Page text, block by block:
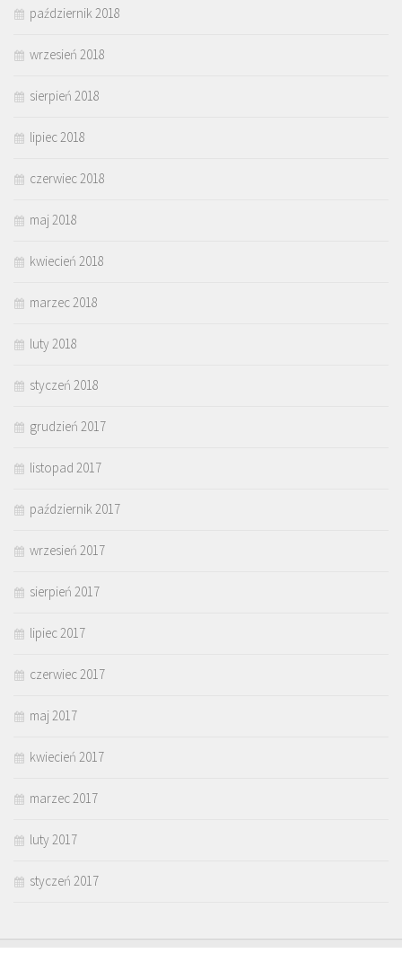
październik 2018
wrzesień 2018
sierpień 2018
lipiec 2018
czerwiec 2018
maj 2018
kwiecień 2018
marzec 2018
luty 2018
styczeń 2018
grudzień 2017
listopad 2017
październik 2017
wrzesień 2017
sierpień 2017
lipiec 2017
czerwiec 2017
maj 2017
kwiecień 2017
marzec 2017
luty 2017
styczeń 2017